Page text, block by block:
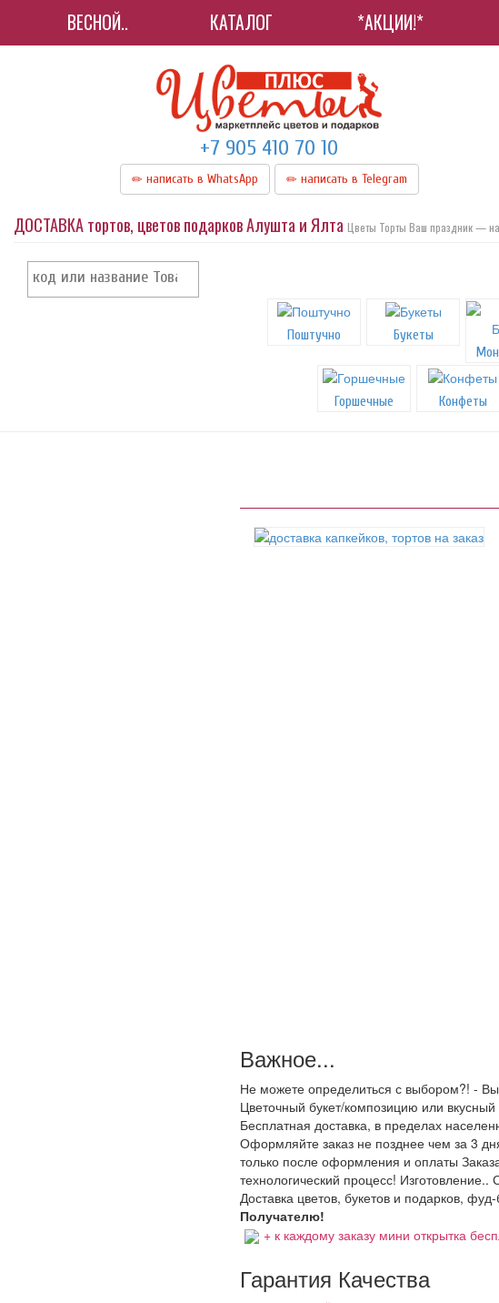
ВЕСНОЙ.. КАТАЛОГ *АКЦИИ!*
+7 905 410 70 10
написать в WhatsApp написать в Telegram
ДОСТАВКА тортов, цветов подарков Алушта и Ялта Цветы Торты Ваш праздник —
Поштучно
Букеты
Горшечные Конфеты
Важное...
Не можете определиться с выбором?! -
Цветочный букет/композицию или вкусный
Бесплатная доставка, в пределах
Оформляйте заказ не позднее чем за 3
только после оформления и оплаты
технологический процесс!
Доставка цветов, букетов и подарков,
Получателю!
+ к каждому заказу мини открытка
Гарантия Качества